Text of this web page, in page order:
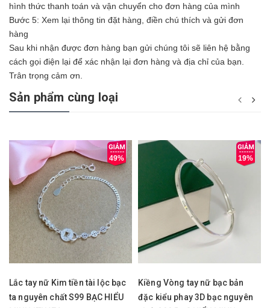
hình thức thanh toán và vận chuyển cho đơn hàng của mình
Bước 5: Xem lại thông tin đặt hàng, điền chú thích và gửi đơn
hàng
Sau khi nhận được đơn hàng bạn gửi chúng tôi sẽ liên hệ bằng
cách gọi điện lại để xác nhận lại đơn hàng và địa chỉ của bạn.
Trân trọng cảm ơn.
Sản phẩm cùng loại
49%
Lắc tay nữ Kim tiền tài lộc bạc
ta nguyên chất S99 BẠC HIỂU
19%
Kiềng Vòng tay nữ bạc bản
đặc kiểu phay 3D bạc nguyên